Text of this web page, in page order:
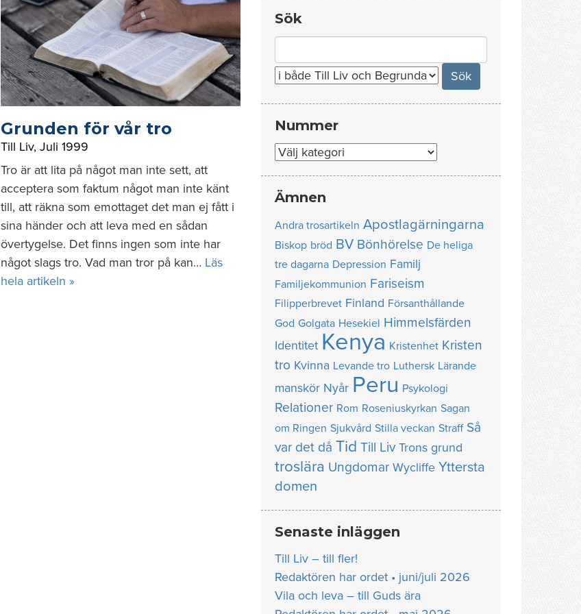
Grunden för vår tro
Till Liv, Juli 1999
Tro är att lita på något man inte sett, att
acceptera som faktum något man inte känt
till, att räkna som emottaget det man ej fått i
sina händer och att leva med en sådan
övertygelse. Det finns ingen som inte har
något slags tro. Vad man tror på kan… Läs
hela artikeln »
Sök
for:
Nummer
Nummer
Ämnen
Andra trosartikeln Apostlagärningarna
Biskop bröd BV Bönhörelse De heliga
tre dagarna Depression Familj
Familjekommunion Fariseism
Filipperbrevet Finland Försanthållande
God Golgata Hesekiel Himmelsfärden
Identitet Kenya Kristenhet Kristen
tro Kvinna Levande tro Luthersk Lärande
manskör Nyår Peru Psykologi
Relationer Rom Roseniuskyrkan Sagan
om Ringen Sjukvård Stilla veckan Straff Så
var det då Tid Till Liv Trons grund
troslära Ungdomar Wycliffe Yttersta
domen
Senaste inläggen
Till Liv – till fler!
Redaktören har ordet • juni/juli 2026
Vila och leva – till Guds ära